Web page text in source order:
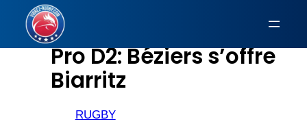
Aller
contenu Pro D2: Béziers s’offre
Biarritz
RUGBY